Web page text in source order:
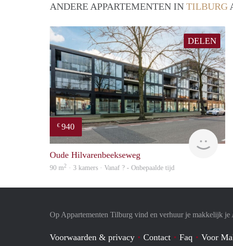
ANDERE APPARTEMENTEN IN TILBURG
DELEN
€ 940
Oude Hilvarenbeekseweg
90 m2 · 3 kamers · Vanaf ? - Onbepaalde tijd
Op Appartementen Tilburg vind en verhuur je makkelijk je
Voorwaarden & privacy Contact Faq Voor